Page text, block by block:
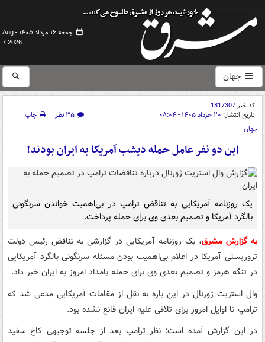
جمعه ۱۶ مرداد ۱۴۰۵ -
Aug
7 2026
جهان
کد خبر1817307
تاریخ انتشار: ۲۰ خرداد ۱۴۰۵ - ۰۸:۰۴ ۳۵ نظر
چاپ
جهان
این دو نفر عامل حمله دیشب آمریکا به ایران بودند!
یک روزنامه آمریکایی به تناقض ترامپ در بی‌اهمیت خواندن سرنگونی
بالگرد آمریکا و تصمیم بعدی وی برای حمله پرداخت.
به گزارش مشرق، یک روزنامه آمریکایی در گزارشی به تناقض رئیس دولت
تروریستی آمریکا در اعلام بی‌اهمیت بودن مسئله سرنگونی بالگرد آمریکایی
در تنگه هرمز و تصمیم بعدی وی برای حمله بامداد امروز به ایران خبر داد.
وال استریت ژورنال در این باره به نقل از مقامات آمریکایی مدعی شد که
ترامپ تا اوایل امروز برای تلافی علیه ایران قانع نشده بود.
در این گزارش آمده است: نظر ترامپ بعد از جلسه توجیهی کاخ سفید